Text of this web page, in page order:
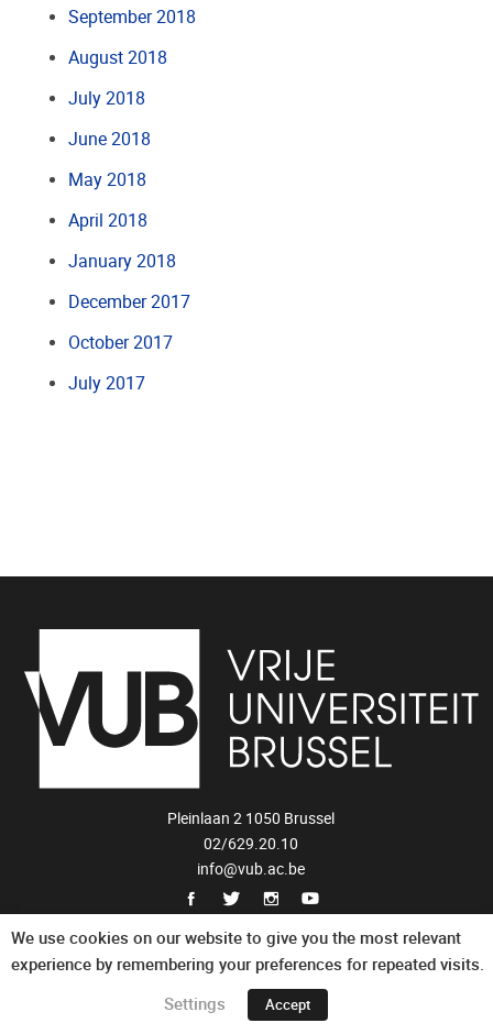
September 2018
August 2018
July 2018
June 2018
May 2018
April 2018
January 2018
December 2017
October 2017
July 2017
Pleinlaan 2 1050 Brussel
02/629.20.10
info@vub.ac.be
Privacy Statement
We use cookies on our website to give you the most relevant
experience by remembering your preferences for repeated visits.
Settings
Accept